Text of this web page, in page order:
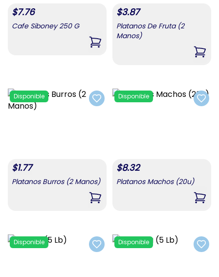
$7.76
Cafe Siboney 250 G
,Cafe Siboney 250 G
$3.87
Platanos De Fruta (2
Manos)
,
Add to favorites
Disponible
$1.77
Platanos Burros (2 Manos)
,Platanos Burros (2 Manos)
Add
Disponible
$8.32
Platanos Machos (20u)
,
Add to favorites
Disponible
Add
Disponible